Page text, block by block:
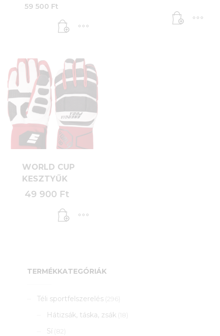
000 Ft.
59 500 Ft
WORLD CUP
KESZTYŰK
49 900 Ft
TERMÉKKATEGÓRIÁK
Téli sportfelszerelés (296)
Hátizsák, táska, zsák (18)
Sí (82)